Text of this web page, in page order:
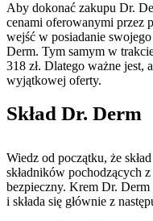
Aby dokonać zakupu Dr.
cenami oferowanymi przez
wejść w posiadanie
Derm. Tym samym w
318 zł. Dlatego ważne jest,
wyjątkowej oferty.
Skład Dr. Derm
Wiedz od początku, że
składników pochodzących
bezpieczny. Krem Dr. Derm
i składa się głównie z